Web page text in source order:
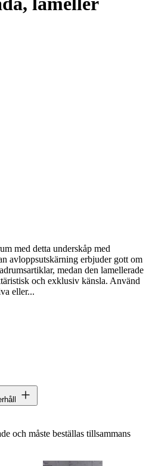
med detta underskåp med
avloppsutskärning erbjuder gott om
medan den lamellerade
och exklusiv känsla. Använd
eller...
och måste beställas tillsammans